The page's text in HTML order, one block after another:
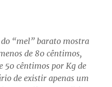
“mel” barato mostra
de 80 cêntimos,
50 cêntimos por Kg de
de existir apenas um